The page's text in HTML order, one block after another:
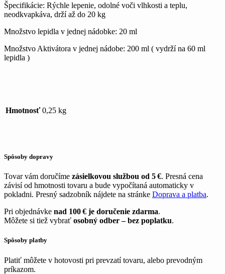
Špecifikácie: Rýchle lepenie, odolné voči vlhkosti a teplu,
neodkvapkáva, drží až do 20 kg
Množstvo lepidla v jednej nádobke: 20 ml
Množstvo Aktivátora v jednej nádobe: 200 ml ( vydrží na 60 ml
lepidla )
Hmotnosť 0,25 kg
Spôsoby dopravy
Tovar vám doručíme zásielkovou službou od 5 €. Presná cena
závisí od hmotnosti tovaru a bude vypočítaná automaticky v
pokladni. Presný sadzobník nájdete na stránke Doprava a platba.
Pri objednávke nad 100 € je doručenie zdarma.
Môžete si tiež vybrať osobný odber – bez poplatku.
Spôsoby platby
Platiť môžete v hotovosti pri prevzatí tovaru, alebo prevodným
príkazom.